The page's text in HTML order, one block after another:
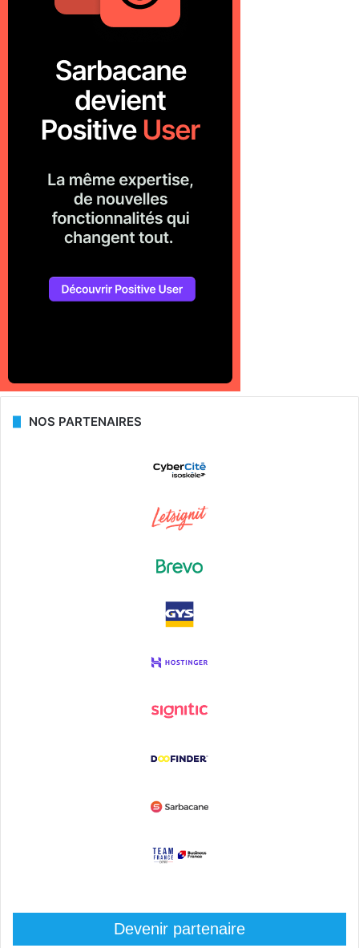
NOS PARTENAIRES
Devenir partenaire